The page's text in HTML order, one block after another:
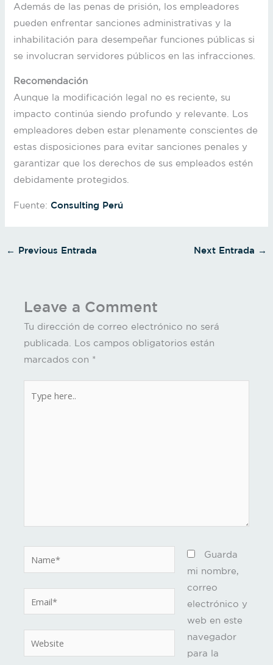
Además de las penas de prisión, los empleadores
pueden enfrentar sanciones administrativas y la
inhabilitación para desempeñar funciones públicas si
se involucran servidores públicos en las infracciones.
Recomendación
Aunque la modificación legal no es reciente, su
impacto continúa siendo profundo y relevante. Los
empleadores deben estar plenamente conscientes de
estas disposiciones para evitar sanciones penales y
garantizar que los derechos de sus empleados estén
debidamente protegidos.
Fuente: Consulting Perú
← Previous Entrada Next Entrada →
Leave a Comment
Tu dirección de correo electrónico no será
publicada.
Los campos obligatorios están
marcados con *
here..
Guarda
mi nombre,
correo
electrónico y
web en este
navegador
para la